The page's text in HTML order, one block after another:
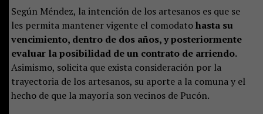
Según Méndez, la intención de los artesanos es que se
les permita mantener vigente el comodatohasta su
vencimiento, dentro de dos años, y posteriormente
evaluar la posibilidad de un contrato de arriendo.
Asimismo, solicita que exista consideración por la
trayectoria de los artesanos, su aporte a la comuna y el
hecho de que la mayoría son vecinos de Pucón.